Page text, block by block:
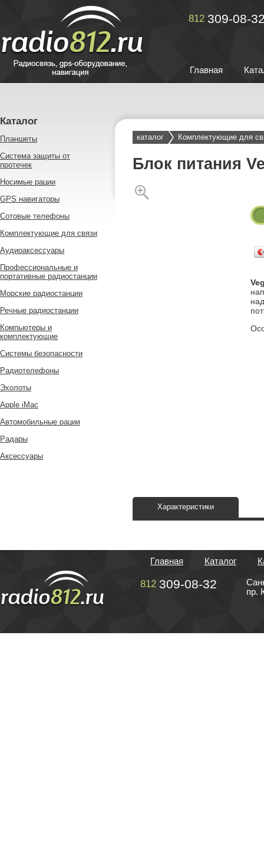
812 309-08-
Главная
Каталог
Планшеты
Система защиты от
протечек
Носимые рации
GPS навигаторы
Сотовые телефоны
Комплектующие для связи
Аудиоаксессуары
Профессиональные и
портативные радиостанции
Морские радиостанции
Речные радиостанции
Компьютеры и
комплектующие
Системы безопасности
Радиотелефоны
Эхолоты
Apple iMac
Автомобильные рации
Радары
Аксессуары
каталог Комплектующие для
Блок питания
Характеристики
Главная Каталог
812 309-08-32
пр.